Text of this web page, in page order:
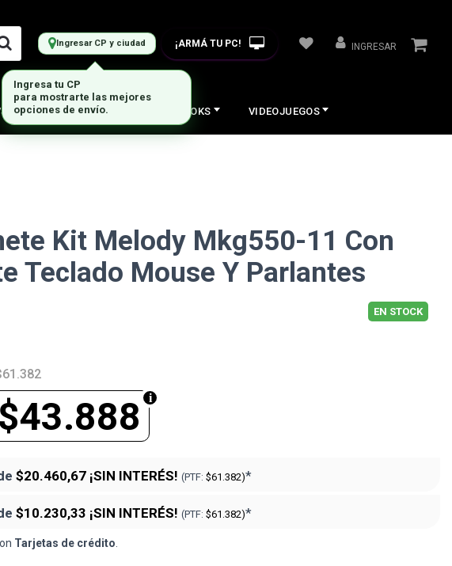
Ingresar CP y ciudad ¡ARMÁ TU PC! INGRESAR
PERIFERICOS NOTEBOOKS VIDEOJUEGOS
Kit Melody Mkg550-11 Con
Teclado Mouse Y Parlantes
EN STOCK
$43.888
$20.460,67 ¡SIN INTERÉS! (PTF: $61.382)*
$10.230,33 ¡SIN INTERÉS! (PTF: $61.382)*
Tarjetas de crédito
Ingresa tu CP
para mostrarte las mejores
opciones de envío.